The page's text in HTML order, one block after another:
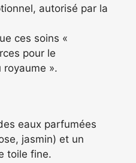
autorisé par la
ces soins «
pour le
royaume ».
eaux parfumées
jasmin) et un
toile fine.